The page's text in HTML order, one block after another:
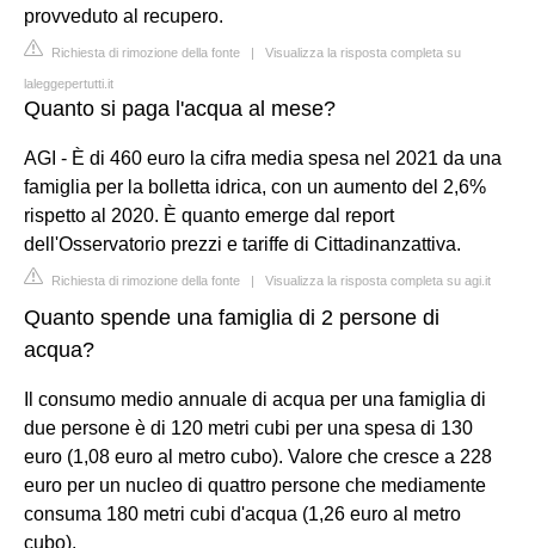
provveduto al recupero.
Richiesta di rimozione della fonte | Visualizza la risposta completa su
laleggepertutti.it
Quanto si paga l'acqua al mese?
AGI - È di 460 euro la cifra media spesa nel 2021 da una
famiglia per la bolletta idrica, con un aumento del 2,6%
rispetto al 2020. È quanto emerge dal report
dell'Osservatorio prezzi e tariffe di Cittadinanzattiva.
Richiesta di rimozione della fonte | Visualizza la risposta completa su agi.it
Quanto spende una famiglia di 2 persone di
acqua?
Il consumo medio annuale di acqua per una famiglia di
due persone è di 120 metri cubi per una spesa di 130
euro (1,08 euro al metro cubo). Valore che cresce a 228
euro per un nucleo di quattro persone che mediamente
consuma 180 metri cubi d'acqua (1,26 euro al metro
cubo).